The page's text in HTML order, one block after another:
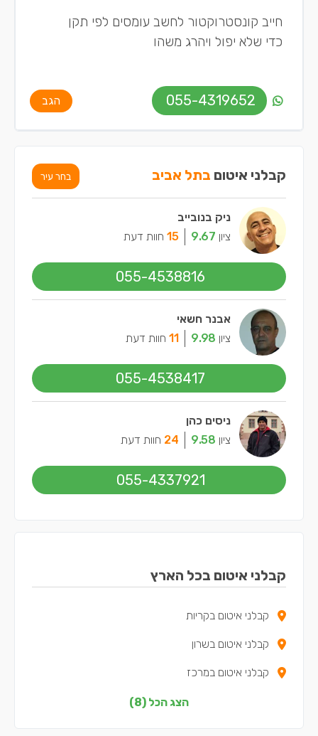
חייב קונסטרוקטור לחשב עומסים לפי תקן
כדי שלא יפול ויהרג משהו
055-4319652 הגב
קבלני איטום בתל אביב בחר עיר
ניק בנובייב
ציון 9.67
15 חוות דעת
055-4538816
אבנר חשאי
ציון 9.98
11 חוות דעת
055-4538417
ניסים כהן
ציון 9.58
24 חוות דעת
055-4337921
קבלני איטום בכל הארץ
קבלני איטום בקריות
קבלני איטום בשרון
קבלני איטום במרכז
קבלני איטום בדרום
הצג הכל (8)